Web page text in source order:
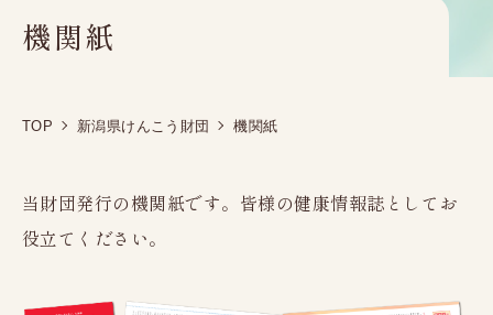
東新潟健診プラザ
人間ドック
脳（MRI）ドック
機関紙
TOP 新潟県けんこう財団 機関紙
当財団発行の機関紙です。皆様の健康情報誌としてお
役立てください。